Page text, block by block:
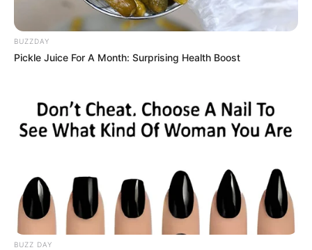
BUZZDAY
Pickle Juice For A Month: Surprising Health Boost
BUZZ DAY